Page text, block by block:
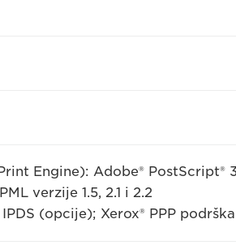
Engine): Adobe® PostScript®
verzije 1.5, 2.1 i 2.2
IPDS (opcije); Xerox® PPP podrška